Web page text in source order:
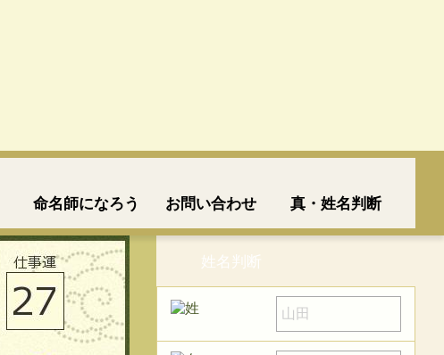
命名師になろう お問い合わせ 真・姓名判断
姓名判断